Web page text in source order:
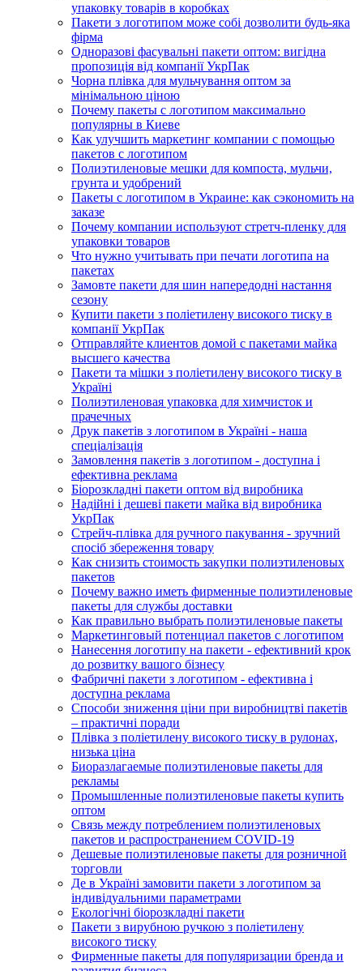
упаковку товарів в коробках
Пакети з логотипом може собі дозволити будь-яка
фірма
Одноразові фасувальні пакети оптом: вигідна
пропозиція від компанії УкрПак
Чорна плівка для мульчування оптом за
мінімальною ціною
Почему пакеты с логотипом максимально
популярны в Киеве
Как улучшить маркетинг компании с помощью
пакетов с логотипом
Полиэтиленовые мешки для компоста, мульчи,
грунта и удобрений
Пакеты с логотипом в Украине: как сэкономить на
заказе
Почему компании используют стретч-пленку для
упаковки товаров
Что нужно учитывать при печати логотипа на
пакетах
Замовте пакети для шин напередодні настання
сезону
Купити пакети з поліетилену високого тиску в
компанії УкрПак
Отправляйте клиентов домой с пакетами майка
высшего качества
Пакети та мішки з поліетилену високого тиску в
Україні
Полиэтиленовая упаковка для химчисток и
прачечных
Друк пакетів з логотипом в Україні - наша
спеціалізація
Замовлення пакетів з логотипом - доступна і
ефективна реклама
Біорозкладні пакети оптом від виробника
Надійні і дешеві пакети майка від виробника
УкрПак
Стрейч-плівка для ручного пакування - зручний
спосіб збереження товару
Как снизить стоимость закупки полиэтиленовых
пакетов
Почему важно иметь фирменные полиэтиленовые
пакеты для службы доставки
Как правильно выбрать полиэтиленовые пакеты
Маркетинговый потенциал пакетов с логотипом
Нанесення логотипу на пакети - ефективний крок
до розвитку вашого бізнесу
Фабричні пакети з логотипом - ефективна і
доступна реклама
Способи зниження ціни при виробництві пакетів
– практичні поради
Плівка з поліетилену високого тиску в рулонах,
низька ціна
Биоразлагаемые полиэтиленовые пакеты для
рекламы
Промышленные полиэтиленовые пакеты купить
оптом
Связь между потреблением полиэтиленовых
пакетов и распространением COVID-19
Дешевые полиэтиленовые пакеты для розничной
торговли
Де в Україні замовити пакети з логотипом за
індивідуальними параметрами
Екологічні біорозкладні пакети
Пакети з вирубною ручкою з поліетилену
високого тиску
Фирменные пакеты для популяризации бренда и